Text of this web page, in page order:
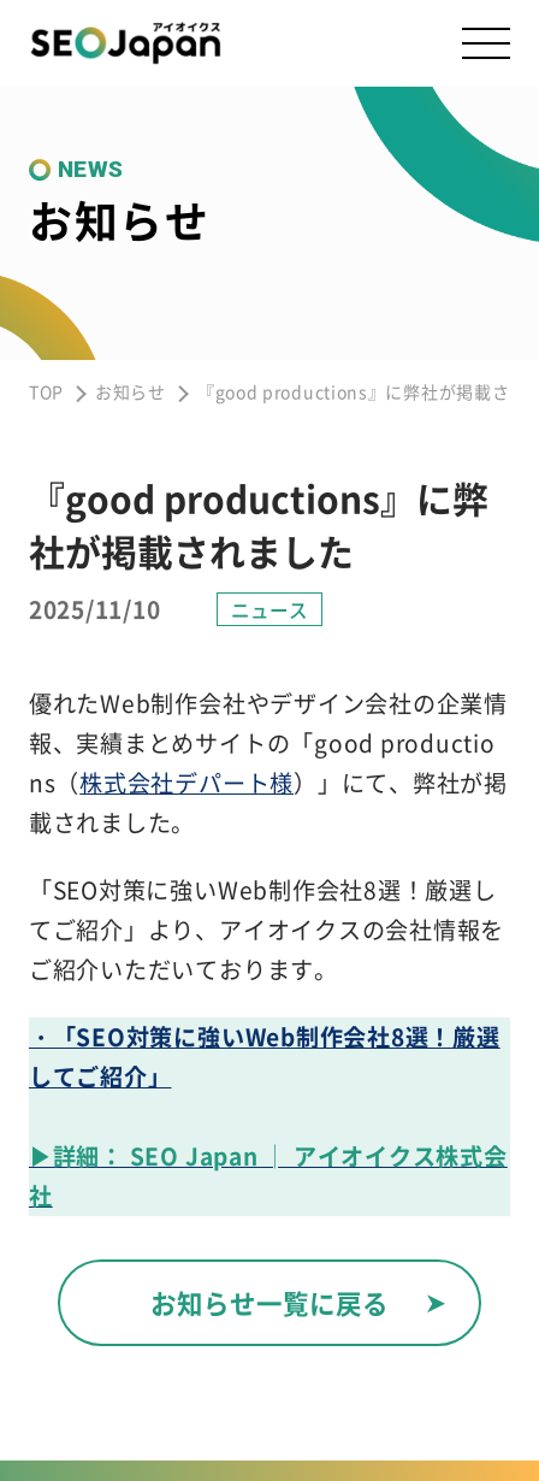
NEWS
お知らせ
TOP お知らせ 『good productions』に弊社が掲載され
『good productions』に弊
社が掲載されました
2025/11/10 ニュース
優れたWeb制作会社やデザイン会社の企業情
報、実績まとめサイトの「good productio
ns（株式会社デパート様）」にて、弊社が掲
載されました。
「SEO対策に強いWeb制作会社8選！厳選し
てご紹介」より、アイオイクスの会社情報を
ご紹介いただいております。
・「SEO対策に強いWeb制作会社8選！厳選
してご紹介」
▶詳細： SEO Japan │ アイオイクス株式会
社
お知らせ一覧に戻る